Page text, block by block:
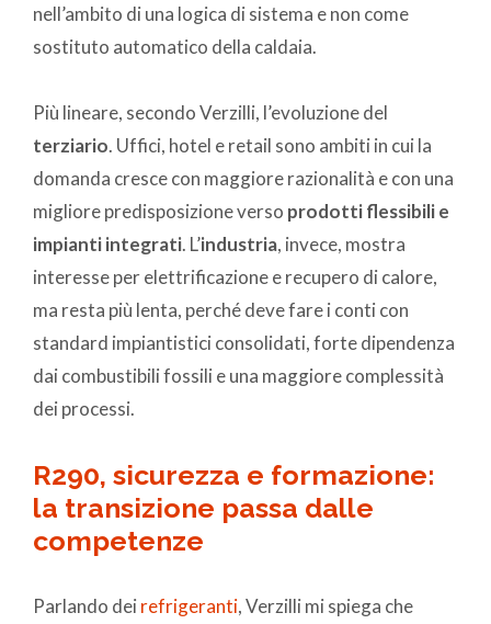
nell’ambito di una logica di sistema e non come
sostituto automatico della caldaia.
Più lineare, secondo Verzilli, l’evoluzione del
terziario. Uffici, hotel e retail sono ambiti in cui la
domanda cresce con maggiore razionalità e con una
migliore predisposizione verso prodotti flessibili e
impianti integrati. L’industria, invece, mostra
interesse per elettrificazione e recupero di calore,
ma resta più lenta, perché deve fare i conti con
standard impiantistici consolidati, forte dipendenza
dai combustibili fossili e una maggiore complessità
dei processi.
R290, sicurezza e formazione:
la transizione passa dalle
competenze
Parlando dei refrigeranti, Verzilli mi spiega che